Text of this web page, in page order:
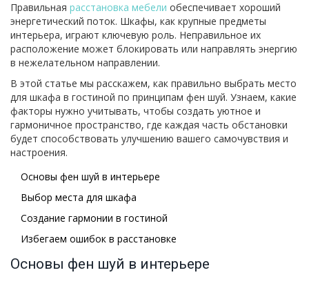
Правильная расстановка мебели обеспечивает хороший
энергетический поток. Шкафы, как крупные предметы
интерьера, играют ключевую роль. Неправильное их
расположение может блокировать или направлять энергию
в нежелательном направлении.
В этой статье мы расскажем, как правильно выбрать место
для шкафа в гостиной по принципам фен шуй. Узнаем, какие
факторы нужно учитывать, чтобы создать уютное и
гармоничное пространство, где каждая часть обстановки
будет способствовать улучшению вашего самочувствия и
настроения.
Основы фен шуй в интерьере
Выбор места для шкафа
Создание гармонии в гостиной
Избегаем ошибок в расстановке
Основы фен шуй в интерьере